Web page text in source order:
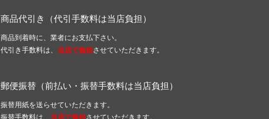
商品代引き（代引手数料は当店負担）
商品到着時に、業者にお支払下さい。
代引き手数料は、 当店で負担させていただきます。
郵便振替（前払い・振替手数料は当店負担）
振替用紙を送らせていただきます。
振替手数料は、 当店で負担させていただきます。